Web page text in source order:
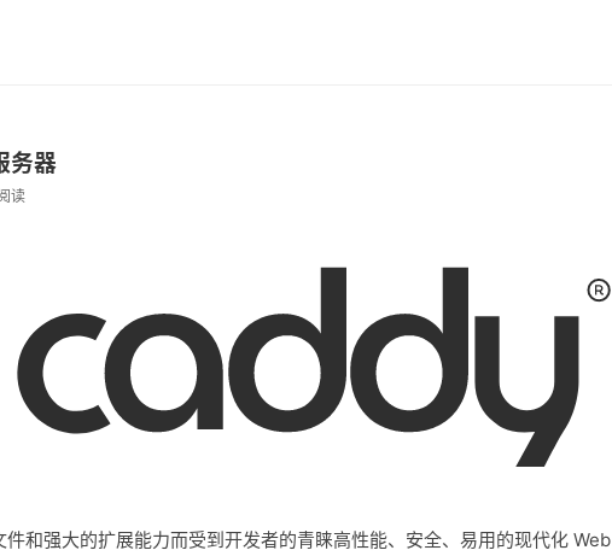
务器
读
和强大的扩展能力而受到开发者的青睐高性能、安全、易用的现代化 Web